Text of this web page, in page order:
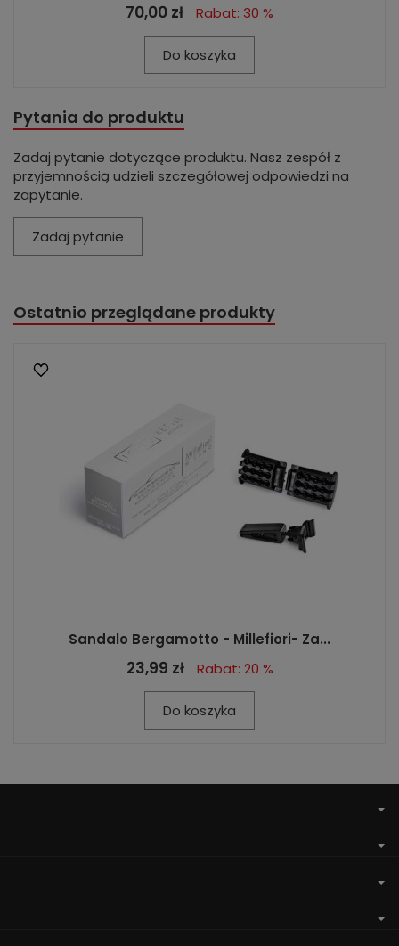
70,00 zł Rabat: 30 %
Do koszyka
Pytania do produktu
Zadaj pytanie dotyczące produktu. Nasz zespół z
przyjemnością udzieli szczegółowej odpowiedzi na
zapytanie.
Zadaj pytanie
Ostatnio przeglądane produkty
Sandalo Bergamotto - Millefiori- Za...
23,99 zł Rabat: 20 %
Do koszyka